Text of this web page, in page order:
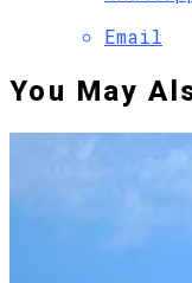
Email
You May